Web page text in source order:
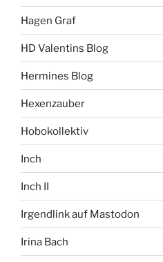
Hagen Graf
HD Valentins Blog
Hermines Blog
Hexenzauber
Hobokollektiv
Inch
Inch II
Irgendlink auf Mastodon
Irina Bach